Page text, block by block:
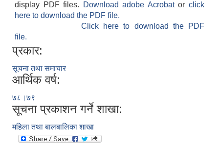
display PDF files.
Download adobe Acrobatorclick
here to download the PDF file.
Click here to download the PDF
file.
प्रकार:
सूचना तथा समाचार
आर्थिक वर्ष:
७८।७९
सूचना प्रकाशन गर्ने शाखा:
महिला तथा बालबालिका शाखा